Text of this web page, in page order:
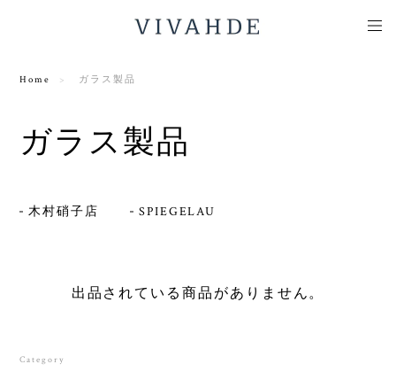
Home ガラス製品
ガラス製品
木村硝子店 SPIEGELAU
出品されている商品がありません。
Category